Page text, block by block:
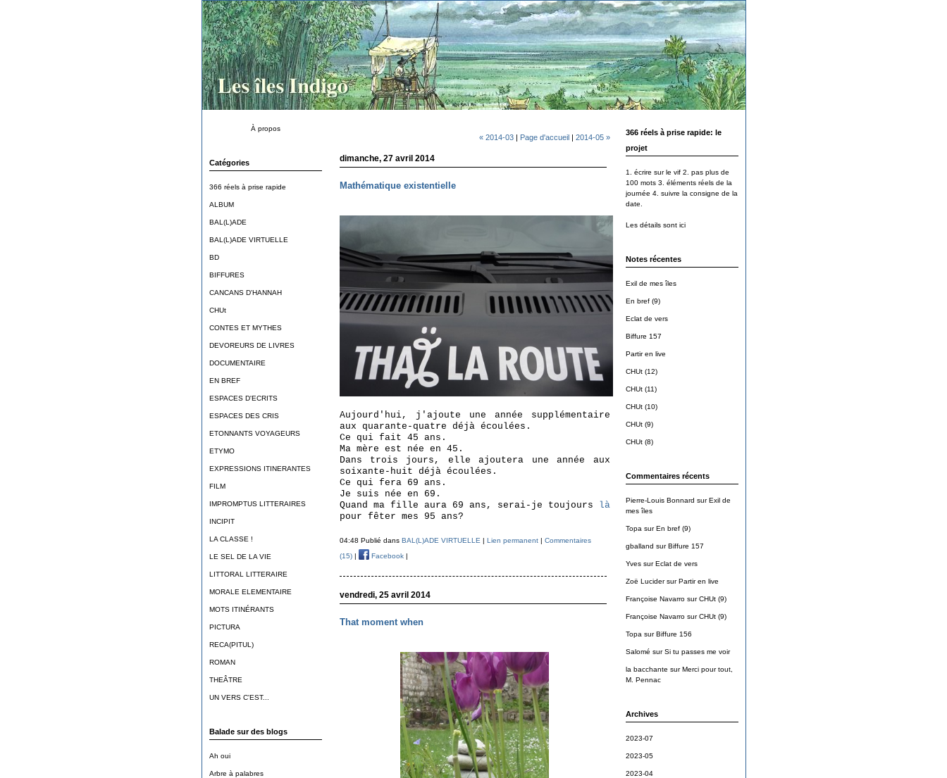
À propos
Catégories
366 réels à prise rapide
ALBUM
BAL(L)ADE
BAL(L)ADE VIRTUELLE
BD
BIFFURES
CANCANS D'HANNAH
CHUt
CONTES ET MYTHES
DEVOREURS DE LIVRES
DOCUMENTAIRE
EN BREF
ESPACES D'ECRITS
ESPACES DES CRIS
ETONNANTS VOYAGEURS
ETYMO
EXPRESSIONS ITINERANTES
FILM
IMPROMPTUS LITTERAIRES
INCIPIT
LA CLASSE !
LE SEL DE LA VIE
LITTORAL LITTERAIRE
MORALE ELEMENTAIRE
MOTS ITINÉRANTS
PICTURA
RECA(PITUL)
ROMAN
THEÂTRE
UN VERS C'EST...
Balade sur des blogs
Ah oui
Arbre à palabres
366 réels à prise rapide: le
projet
1. écrire sur le vif 2. pas plus de
100 mots 3. éléments réels de la
journée 4. suivre la consigne de la
date.
Les détails sont ici
Notes récentes
Exil de mes îles
En bref (9)
Eclat de vers
Biffure 157
Partir en live
CHUt (12)
CHUt (11)
CHUt (10)
CHUt (9)
CHUt (8)
Commentaires récents
Pierre-Louis Bonnard surExil de
mes îles
Topa surEn bref (9)
gballand surBiffure 157
YvessurEclat de vers
Zoë LucidersurPartir en live
Françoise NavarrosurCHUt (9)
Françoise NavarrosurCHUt (9)
Topa surBiffure 156
Salomé surSi tu passes me voir
la bacchante surMerci pour tout,
M. Pennac
Archives
2023-07
2023-05
2023-04
« 2014-03| Page d'accueil| 2014-05 »
dimanche, 27 avril 2014
Mathématique existentielle
Aujourd'hui, j'ajoute une année supplémentaire
aux quarante-quatre déjà écoulées.
Ce qui fait 45 ans.
Ma mère est née en 45.
Dans trois jours, elle ajoutera une année aux
soixante-huit déjà écoulées.
Ce qui fera 69 ans.
Je suis née en 69.
Quand ma fille aura 69 ans, serai-je toujours là
pour fêter mes 95 ans?
04:48 Publié dans BAL(L)ADE VIRTUELLE| Lien permanent| Commentaires
(15)| Facebook|
vendredi, 25 avril 2014
That moment when